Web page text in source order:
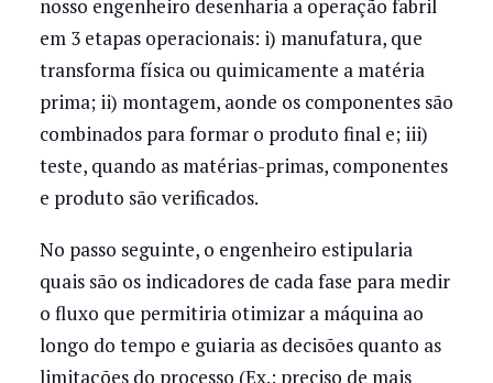
nosso engenheiro desenharia a operação fabril
em 3 etapas operacionais: i) manufatura, que
transforma física ou quimicamente a matéria
prima; ii) montagem, aonde os componentes são
combinados para formar o produto final e; iii)
teste, quando as matérias-primas, componentes
e produto são verificados.
No passo seguinte, o engenheiro estipularia
quais são os indicadores de cada fase para medir
o fluxo que permitiria otimizar a máquina ao
longo do tempo e guiaria as decisões quanto as
limitações do processo (Ex.: preciso de mais